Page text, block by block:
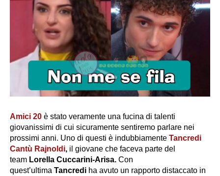
Amici 20 è stato veramente una fucina di talenti
giovanissimi di cui sicuramente sentiremo parlare nei
prossimi anni. Uno di questi è indubbiamente Tancredi
Cantù Rajnoldi, il giovane che faceva parte del
team Lorella Cuccarini-Arisa. Con
quest’ultima Tancredi ha avuto un rapporto distaccato in